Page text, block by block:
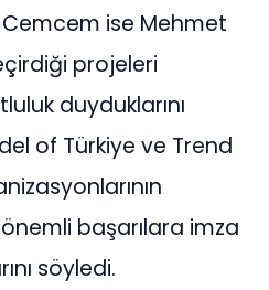
ise Mehmet
projeleri
duyduklarını
of Türkiye ve Trend
başarılara imza
söyledi.